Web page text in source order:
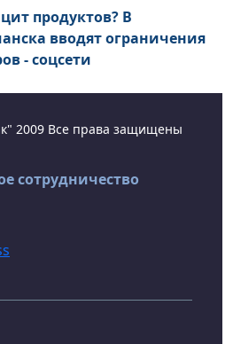
продуктов? В
вводят ограничения
- соцсети
2009 Все права защищены
сотрудничество